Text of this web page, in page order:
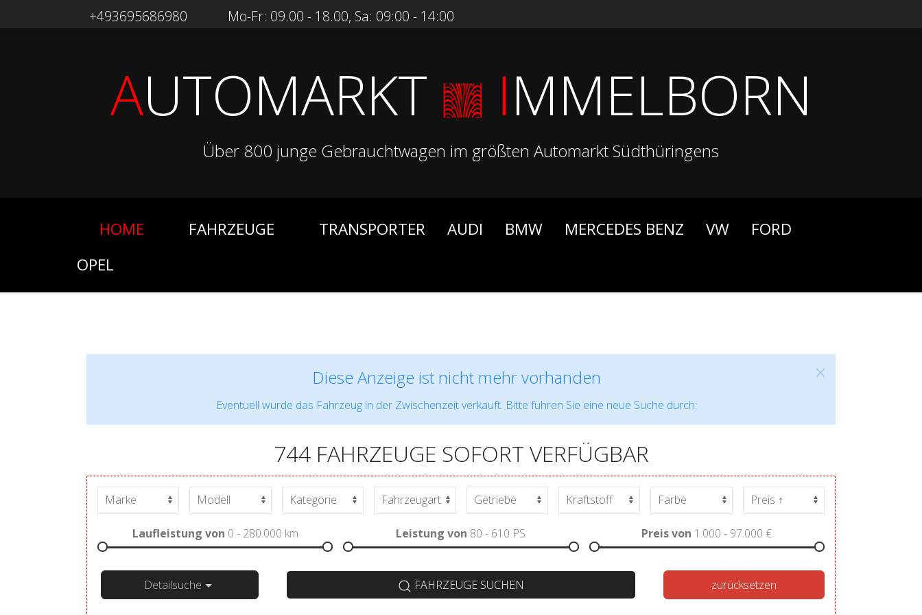
+493695686980 Mo-Fr: 09.00 - 18.00, Sa: 09:00 - 14:00
AUTOMARKT IMMELBORN
Über 800 junge Gebrauchtwagen im größten Automarkt Südthüringens
HOME FAHRZEUGE TRANSPORTER AUDI BMW MERCEDES BENZ VW
FORD
OPEL
Diese Anzeige ist nicht mehr vorhanden
Eventuell wurde das Fahrzeug in der Zwischenzeit verkauft. Bitte führen Sie eine neue Suche durch:
744 FAHRZEUGE SOFORT VERFÜGBAR
Laufleistung von 0 - 280.000 km Leistung von 80 - 610 PS Preis von 1.000 - 97.000 €
Detailsuche FAHRZEUGE SUCHEN zurücksetzen